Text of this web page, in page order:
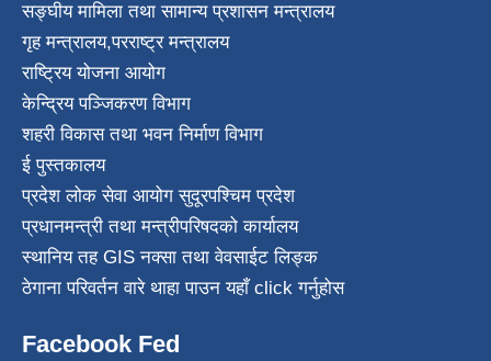
सङ्घीय मामिला तथा सामान्य प्रशासन मन्त्रालय
गृह मन्त्रालय,परराष्ट्र मन्त्रालय
राष्ट्रिय योजना आयोग
केन्द्रिय पञ्जिकरण विभाग
शहरी विकास तथा भवन निर्माण विभाग
ई पुस्तकालय
प्रदेश लोक सेवा आयोग सुदूरपश्चिम प्रदेश
प्रधानमन्त्री तथा मन्त्रीपरिषदको कार्यालय
स्थानिय तह GIS नक्सा तथा वेवसाईट लिङ्क
ठेगाना परिवर्तन वारे थाहा पाउन यहाँ click गर्नुहोस
Facebook Fed